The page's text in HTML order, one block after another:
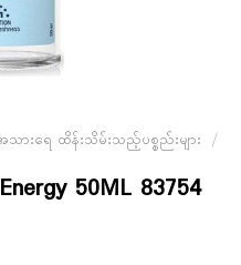
သားရေ ထိန်းသိမ်းသည့်ပစ္စည်းများ /
50ML 83754